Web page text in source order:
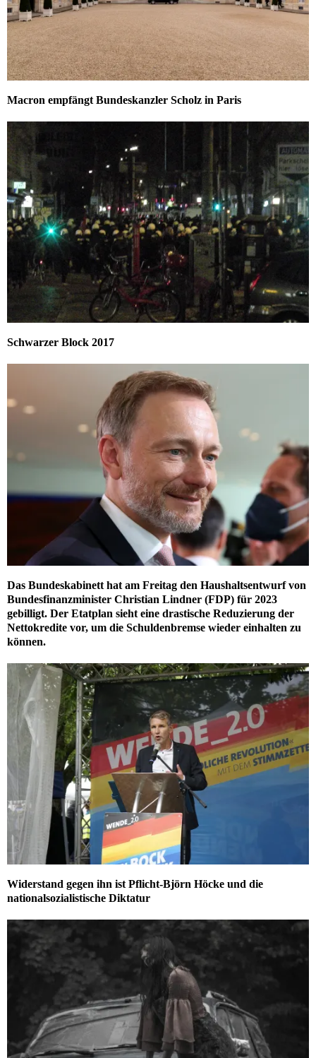
Macron empfängt Bundeskanzler Scholz in Paris
Schwarzer Block 2017
Das Bundeskabinett hat am Freitag den Haushaltsentwurf von
Bundesfinanzminister Christian Lindner (FDP) für 2023
gebilligt. Der Etatplan sieht eine drastische Reduzierung der
Nettokredite vor, um die Schuldenbremse wieder einhalten zu
können.
Widerstand gegen ihn ist Pflicht-Björn Höcke und die
nationalsozialistische Diktatur